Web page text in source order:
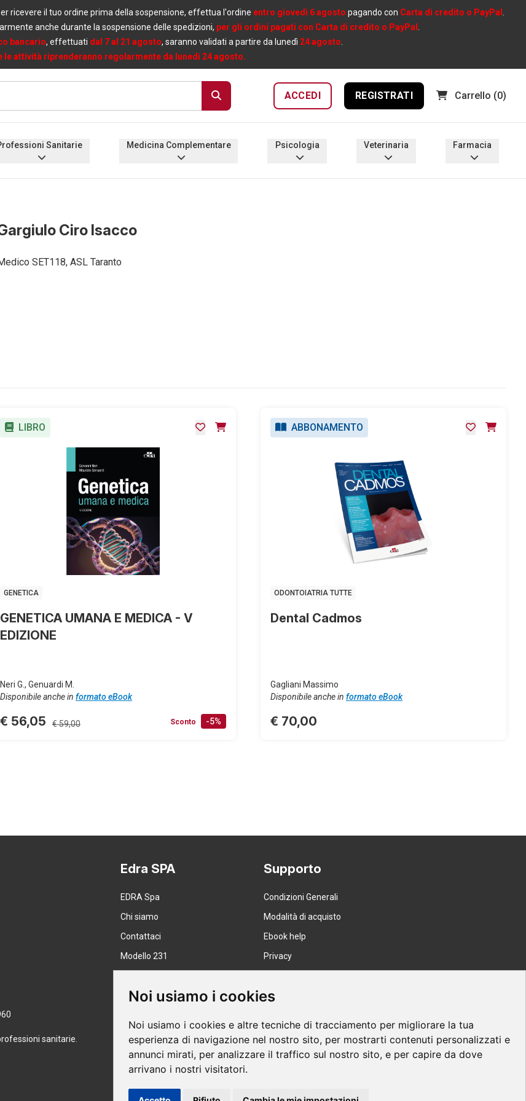
Noi usiamo i cookies
Noi usiamo i cookies e altre tecniche di tracciamento per migliorare la tua
esperienza di navigazione nel nostro sito, per mostrarti contenuti personalizzati e
annunci mirati, per analizzare il traffico sul nostro sito, e per capire da dove
arrivano i nostri visitatori.
ricevere il tuo ordine prima della sospensione, effettua l'ordine entro giovedì 6 agosto pagando con Carta di credito o PayPal
anche durante la sospensione delle spedizioni, per gli ordini pagati con Carta di credito o PayPal
bancario, effettuati dal 7 al 21 agosto, saranno validati a partire da lunedì 24 agosto
le attività riprenderanno regolarmente da lunedì 24 agosto.
ACCEDI REGISTRATI Carrello (0)
Medicina Complementare
Ciro Isacco
SET118, ASL Taranto
LIBRO
GENETICA
GENETICA UMANA E MEDICA - V
EDIZIONE
Neri G., Genuardi M.
Disponibile anche in formato eBook
€ 56,05 € 59,00 Sconto -5%
ABBONAMENTO
ODONTOIATRIA TUTTE
Dental Cadmos
Gagliani Massimo
Disponibile anche in formato eBook
€ 70,00
sanitarie.
Edra SPA
EDRA Spa
Chi siamo
Contattaci
Modello 231
Supporto
Condizioni Generali
Modalità di acquisto
Ebook help
Privacy
Spedizione
Pagamenti sicuri